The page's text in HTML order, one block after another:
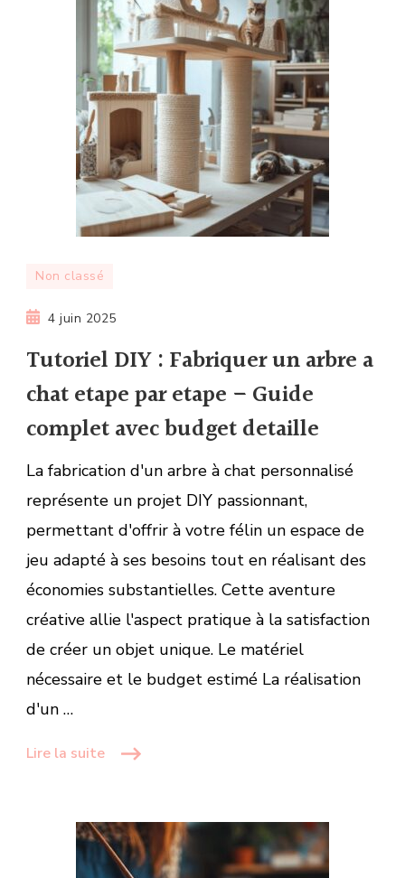
4 juin 2025
Non classé
Tutoriel DIY : Fabriquer un arbre a
chat etape par etape – Guide
complet avec budget detaille
La fabrication d'un arbre à chat personnalisé
représente un projet DIY passionnant,
permettant d'offrir à votre félin un espace de
jeu adapté à ses besoins tout en réalisant des
économies substantielles. Cette aventure
créative allie l'aspect pratique à la satisfaction
de créer un objet unique. Le matériel
nécessaire et le budget estimé La réalisation
d'un …
Lire la suite